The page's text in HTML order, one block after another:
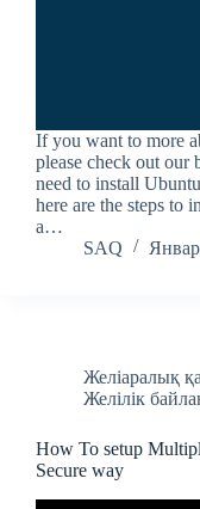
If you want to more
please check out our
need to install
here are the steps to
a…
SAQ
Желіаралық
Желілік
How To setup
Secure way